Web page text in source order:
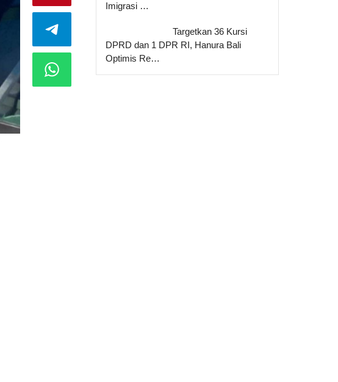
Imigrasi …
Targetkan 36 Kursi
DPRD dan 1 DPR RI, Hanura Bali
Optimis Re…